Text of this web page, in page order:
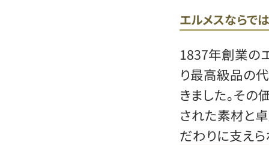
エルメスならで
1837年創業の
り最高級品の
きました。その
された素材と
だわりに支えら